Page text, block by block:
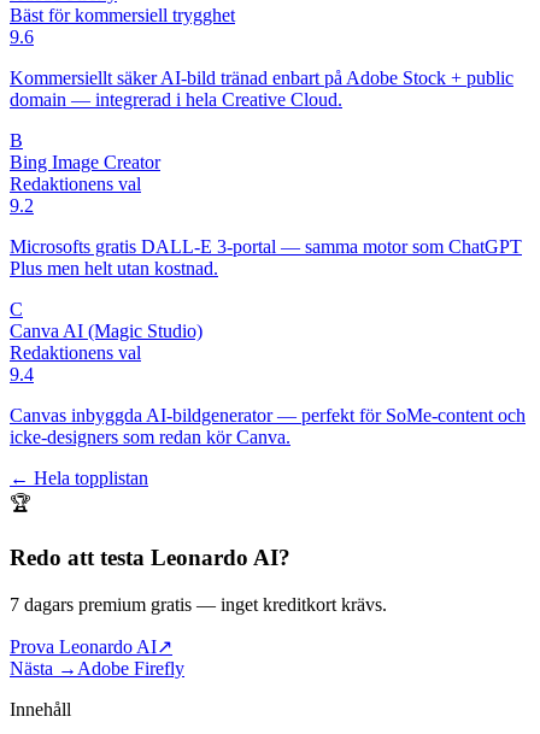
Bäst för kommersiell trygghet
9.6
Kommersiellt säker AI-bild tränad enbart på Adobe Stock + public
domain — integrerad i hela Creative Cloud.
B
Bing Image Creator
Redaktionens val
9.2
Microsofts gratis DALL-E 3-portal — samma motor som ChatGPT
Plus men helt utan kostnad.
C
Canva AI (Magic Studio)
Redaktionens val
9.4
Canvas inbyggda AI-bildgenerator — perfekt för SoMe-content och
icke-designers som redan kör Canva.
← Hela topplistan
🏆
Redo att testa Leonardo AI?
7 dagars premium gratis — inget kreditkort krävs.
Prova Leonardo AI↗
Nästa → Adobe Firefly
Innehåll